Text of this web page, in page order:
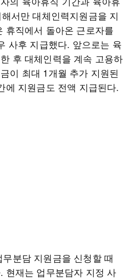
서만 대체인력지원금을 지
휴직에서 돌아온 근로자를
사후 지급했다. 앞으로는 육
후 대체인력을 계속 고용하
이 최대 1개월 추가 지원된
에 지원금도 전액 지급된다.
분담 지원금을 신청할 때
현재는 업무분담자 지정 사